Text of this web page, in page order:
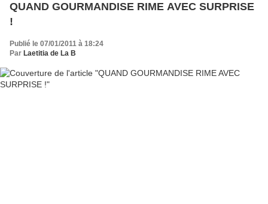
QUAND GOURMANDISE RIME AVEC SURPRISE
!
Publié le 07/01/2011 à 18:24
Par Laetitia de La B